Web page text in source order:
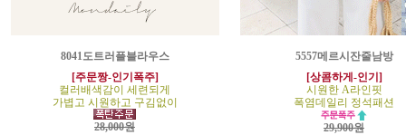
8041도트러플블라우스
[주문짱-인기폭주]
컬러배색감이 세련되게
가볍고 시원하고 구김없이
28,000원
5557메르시잔줄남방
[상콤하게-인기]
시원한 A라인핏
폭염데일리 정석패션
29,900원